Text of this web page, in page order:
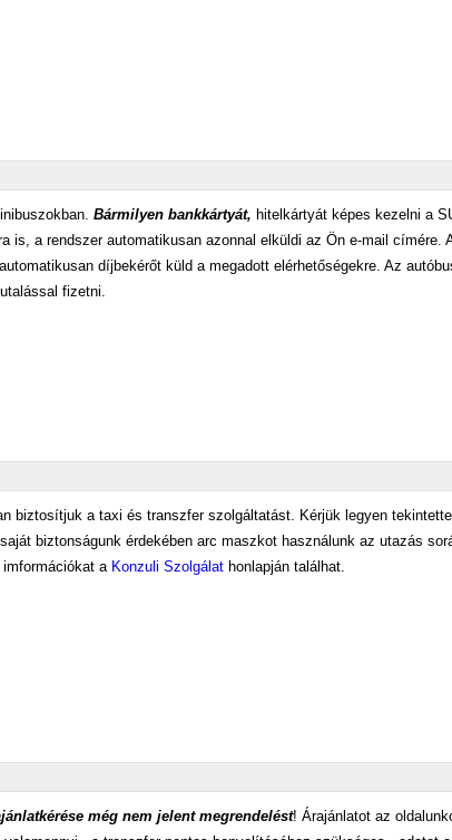
Bármilyen bankkártyát, hitelkártyát képes kezelni a
a rendszer automatikusan azonnal elküldi az Ön e-mail címére.
díjbekérőt küld a megadott elérhetőségekre. Az
fizetni.
biztosítjuk a taxi és transzfer szolgáltatást. Kérjük legyen
biztonságunk érdekében arc maszkot használunk az utazás
a Konzuli Szolgálat honlapján találhat.
még nem jelent megrendelést! Árajánlatot az